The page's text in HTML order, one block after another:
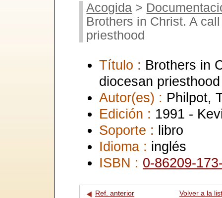
Acogida >
Brothers in Christ. A
priesthood
Título : Brothers in
diocesan priesthood
Autor(es) : Philpot,
Edición : 1991 -
Soporte : libro
Idioma : inglés
ISBN : 0-86209-
Ref. anterior Volver a la